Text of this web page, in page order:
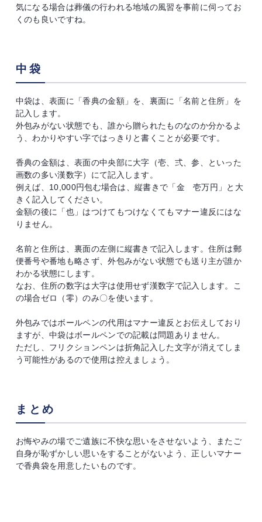
気になる場合は葬儀の行われる地域の風習を事前に伺ってお
くのも良いですね。
中袋
中袋は、表面に「香典の金額」を、裏面に「名前と住所」を
記入します。
外包みがない状態でも、誰から贈られたものなのか分かるよ
う、わかりやすい字ではっきりと書くことが必要です。
香典の金額は、表面の中央部に大字（壱、弍、参、といった
画数の多い漢数字）にて記入します。
例えば、10,000円包む場合は、縦書きで「金 壱万円」と大
きく記入してください。
金額の後に「也」はつけてもつけなくてもマナー違反にはな
りません。
名前と住所は、裏面の左側に縦書きで記入します。住所は郵
便番号や番地も略さず、外包みがない状態でも送り主が誰か
わかる状態にします。
なお、住所の数字は大字は使用せず漢数字で記入します。こ
の場合ゼロ（零）のみ〇を使います。
外包みではボールペンの代用はマナー違反とお伝えしており
ますが、中袋はボールペンでの記載は問題ありません。
ただし、フリクションペンは折角記入した文字が消えてしま
う可能性があるので使用は控えましょう。
まとめ
お悔やみの場でご遺族に不快な思いをさせないよう、またご
自身が恥ずかしい思いをすることがないよう、正しいマナー
で香典袋を用意したいものです。